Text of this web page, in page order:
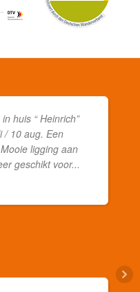
huis “ Heinrich”
/ 10 aug. Een
ligging aan
geschikt voor...